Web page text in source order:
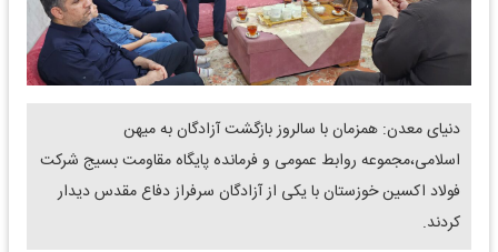
دنیای معدن: همزمان با سالروز بازگشت آزادگان به میهن
اسلامی،مجموعه روابط عمومی و فرمانده پایگاه مقاومت بسیج شرکت
فولاد اکسین خوزستان با یکی از آزادگان سرفراز دفاع مقدس دیدار
کردند.